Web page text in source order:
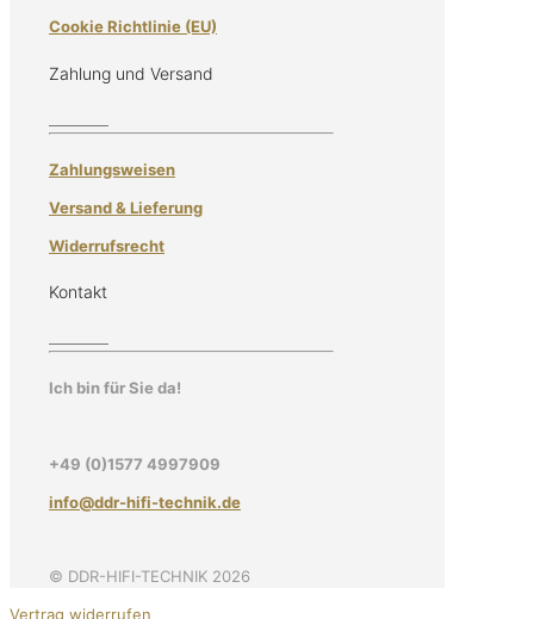
Cookie Richtlinie (EU)
Zahlung und Versand
Zahlungsweisen
Versand & Lieferung
Widerrufsrecht
Kontakt
Ich bin für Sie da!
+49 (0)1577 4997909
info@ddr-hifi-technik.de
© DDR-HIFI-TECHNIK 2026
Vertrag widerrufen